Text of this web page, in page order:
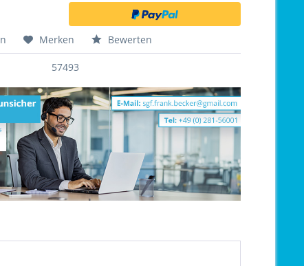
Merken Bewerten
57493